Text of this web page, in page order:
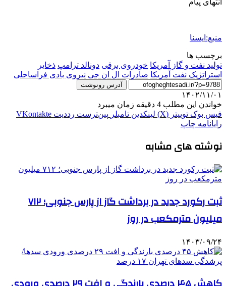
منبع:ایسنا
برچسب ها
تولید نفت و گاز آمریکا خودروی برقی دونالد ترامپ ذخایر
استراتژیک نفت آمریکا صادرات ال ان جی نیروی بادی فراساحلی
آدرس رونوشت
۱۴۰۲/۱۱/۰۱
خواندن این مطلب 4 دقیقه زمان میبرد
فیس بوک توییتر (X) لینکدین ‫تامبلر ‫پین‌ترست ‫رددیت ‫VKontakte
رایانامه چاپ
نوشته های مشابه
ثبت رکورد جدید در برداشت گاز از پارس جنوبی؛ ۷۱۲
میلیون مترمکعب در روز
۱۴۰۳/۰۹/۲۴